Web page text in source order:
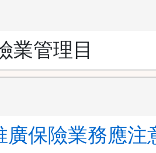
業管理目
廣保險業務應注